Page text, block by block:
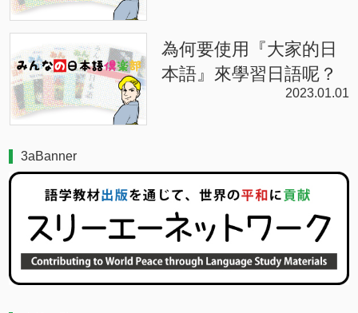
為何要使用『大家的日
本語』來學習日語呢？
2023.01.01
3aBanner